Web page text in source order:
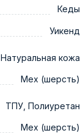
Кеды
Уикенд
Натуральная кожа
Мех (шерсть)
ТПУ, Полиуретан
Мех (шерсть)